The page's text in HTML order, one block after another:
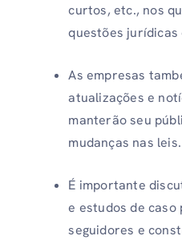
curtos, etc., nos
questões jurídicas
As empresas
atualizações e
manterão seu
mudanças nas leis.
É importante
e estudos de
seguidores e